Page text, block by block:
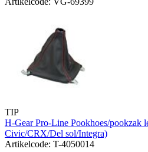
TIP
H-Gear Pro-Line Pookhoes/pookzak
Civic/CRX/Del sol/Integra)
Artikelcode: T-4050014